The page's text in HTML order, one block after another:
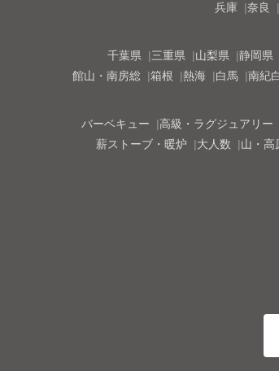
兵庫
奈良
千葉県 三重県 山梨県 静岡県
館山・南房総
箱根 熱海 白馬 南紀
バーベキュー 高級・ラグジュアリー
薪ストーブ・暖炉
大人数 山・高